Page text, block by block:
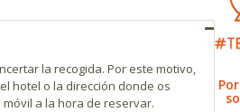
la recogida. Por este motivo,
hotel o la dirección donde os
a la hora de reservar.